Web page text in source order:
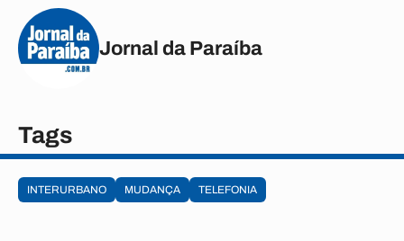
Jornal da Paraíba
Tags
INTERURBANO MUDANÇA TELEFONIA